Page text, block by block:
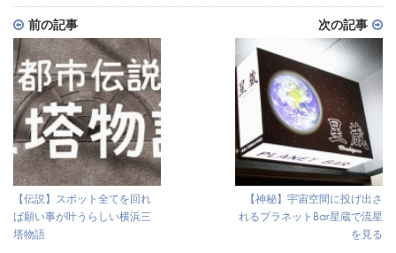
前の記事
【伝説】スポット全てを回れ
ば願い事が叶うらしい横浜三
塔物語
次の記事
【神秘】宇宙空間に投げ出さ
れるプラネットBar星蔵で流星
を見る